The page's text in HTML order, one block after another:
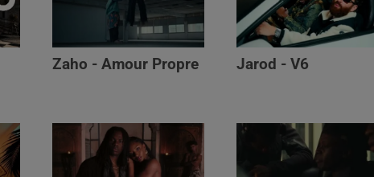
Zaho - Amour Propre Jarod - V6